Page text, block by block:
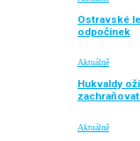
Ostravské
odpočinek
Aktuálně
Hukvaldy
Aktuálně